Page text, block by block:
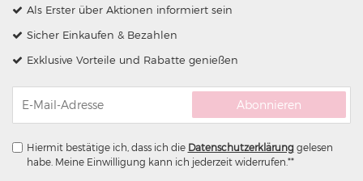
Als Erster über Aktionen informiert sein
Sicher Einkaufen & Bezahlen
Exklusive Vorteile und Rabatte genießen
Abonnieren
Hiermit bestätige ich, dass ich die Daten­schutz­erklärunggelesen
habe. Meine Einwilligung kann ich jederzeit widerrufen.**